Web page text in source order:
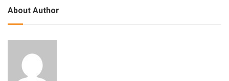
About Author